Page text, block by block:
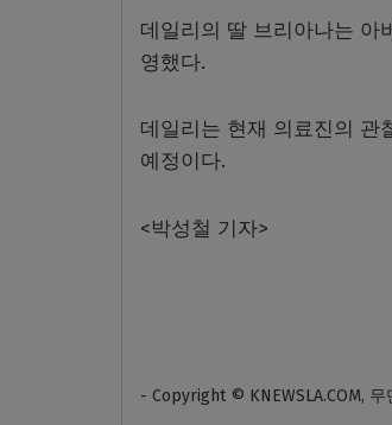
데일리의 딸 브리아나는 아
영했다.
데일리는 현재 의료진의 관
예정이다.
<박성철 기자>
- Copyright © KNEWSLA.COM,